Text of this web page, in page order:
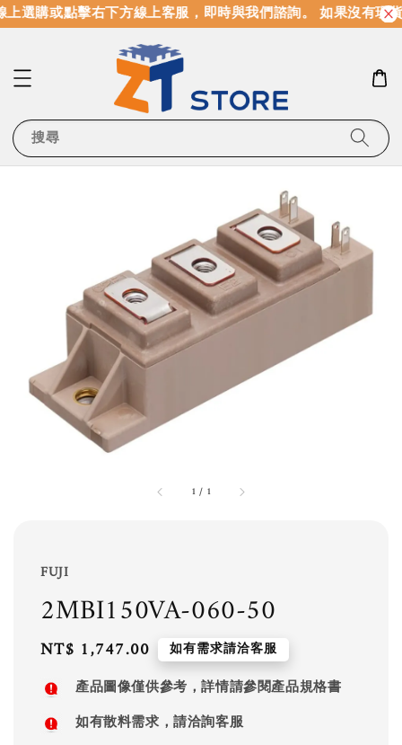
選購或點擊右下方線上客服，即時與我們諮詢。 如果沒有現
搜尋
1 / 1
FUJI
2MBI150VA-060-50
Regular
price
NT$ 1,747.00 如有需求請洽客服
產品圖像僅供參考，詳情請參閱產品規格書
如有散料需求，請洽詢客服